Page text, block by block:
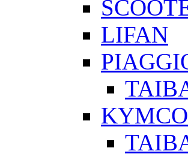
LIFAN
KYMCO